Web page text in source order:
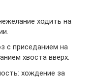
ходить на
с приседанием на
хвоста вверх.
хождение за